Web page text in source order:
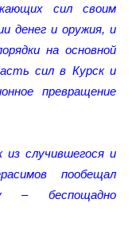
сил своим
денег и оружия, и
на основной
сил в Курск и
превращение
из случившегося и
пообещал
– беспощадно